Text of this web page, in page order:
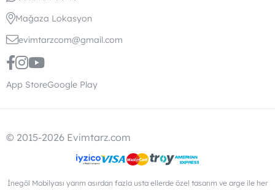
Mağaza Lokasyon
evimtarzcom@gmail.com
App StoreGoogle Play
© 2015-2026 Evimtarz.com
İnegöl Mobilyası yarım asırdan fazla usta ellerde özel tasarım ve arge ile her